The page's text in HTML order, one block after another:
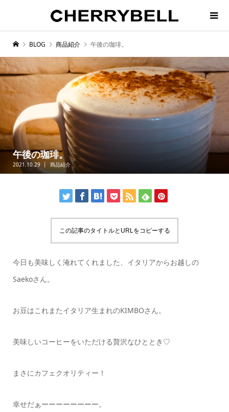
BLOG 商品紹介 午後の珈琲。
午後の珈琲。
2021.10.29 商品紹介
この記事のタイトルとURLをコピーする
今日も美味しく淹れてくれました、イタリアからお越しの
Saekoさん。
お豆はこれまたイタリア生まれのKIMBOさん。
美味しいコーヒーをいただける贅沢なひととき♡
まさにカフェクオリティー！
幸せだぁーーーーーーーー。